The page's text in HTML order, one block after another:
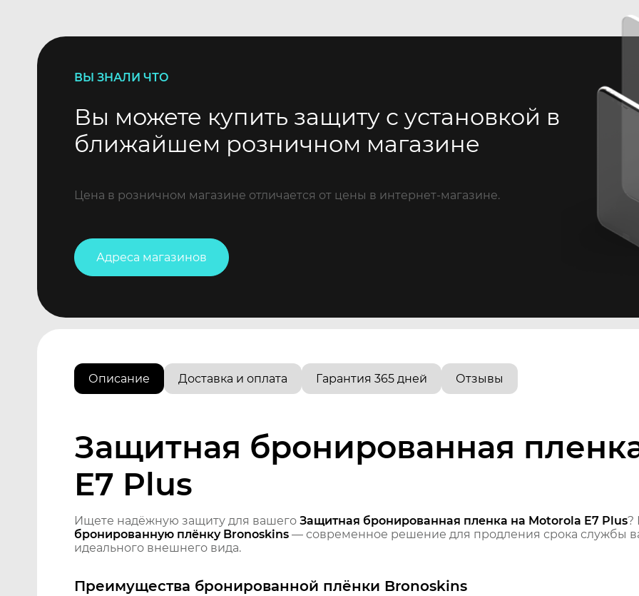
ВЫ ЗНАЛИ ЧТО
Вы можете купить защиту с установкой в
ближайшем розничном магазине
Цена в розничном магазине отличается от цены в интернет-магазине.
Адреса магазинов
Описание Доставка и оплата Гарантия 365 дней Отзывы
Защитная бронированная
E7 Plus
Ищете надёжную защиту для вашего Защитная бронированная пленка на Motorola E7 Plus?
бронированную плёнку Bronoskins — современное решение для продления срока службы
идеального внешнего вида.
Преимущества бронированной плёнки Bronoskins